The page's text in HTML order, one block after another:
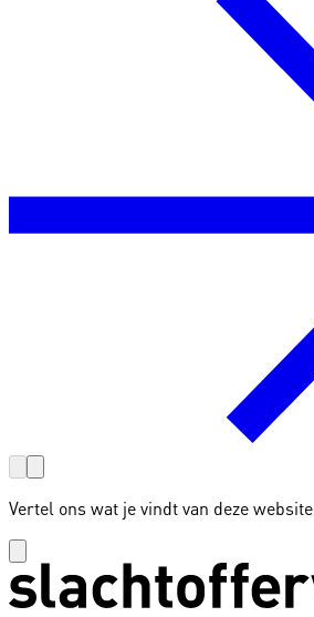
Vertel ons wat je vindt van deze website